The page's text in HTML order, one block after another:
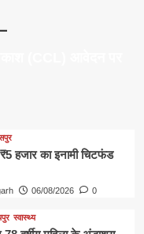
हजार का इनामी चिटफंड
06/08/2026 0
स्वास्थ्य